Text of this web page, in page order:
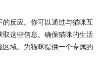
反应。你可以通过与猫咪互
这些信息。确保猫咪的生活
域。为猫咪提供一个专属的